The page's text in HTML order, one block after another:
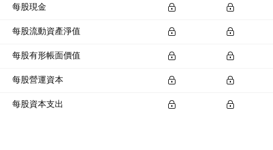
每股現金
每股流動資產淨值
每股有形帳面價值
每股營運資本
每股資本支出